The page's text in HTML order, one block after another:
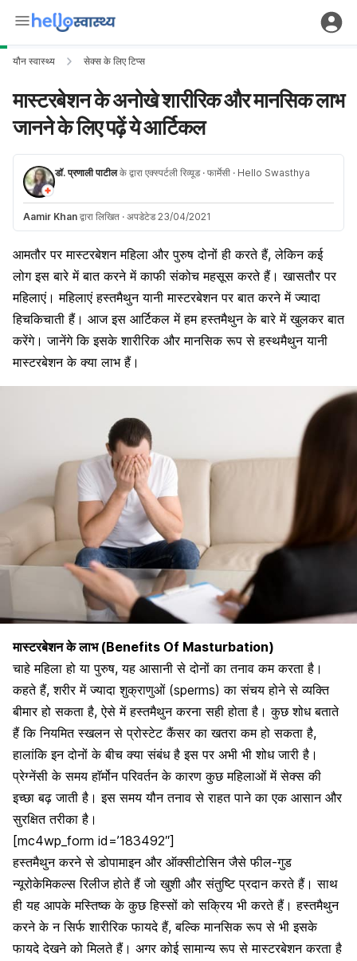
यौन स्वास्थ्य सेक्स के लिए टिप्स
मास्टरबेशन के अनोखे शारीरिक और मानसिक लाभ
जानने के लिए पढ़ें ये आर्टिकल
डॉ. प्रणाली पाटीलके द्वारा एक्स्पर्टली रिव्यूड · फार्मेसी · Hello Swasthya
Aamir Khan द्वारा लिखित · अपडेटेड 23/04/2021
आमतौर पर मास्टरबेशन महिला और पुरुष दोनों ही करते हैं, लेकिन कई
लोग इस बारे में बात करने में काफी संकोच महसूस करते हैं। खासतौर पर
महिलाएं। महिलाएंहस्तमैथुनयानी मास्टरबेशन पर बात करने में ज्यादा
हिचकिचाती हैं। आज इस आर्टिकल में हम हस्तमैथुन के बारे में खुलकर बात
करेंगे। जानेंगे कि इसके शारीरिक और मानसिक रूप से हस्थमैथुन यानी
मास्टरबेशन के क्या लाभ हैं।
मास्टरबेशन के लाभ (Benefits Of Masturbation)
चाहे महिला हो या पुरुष, यह आसानी से दोनों का तनाव कम करता है।
कहते हैं, शरीर में ज्यादा शुक्राणुओं (sperms) का संचय होने से व्यक्ति
बीमार हो सकता है, ऐसे मेंहस्तमैथुन करना सही होता है । कुछ शोध बताते
हैं कि नियमित स्खलन सेप्रोस्टेट कैंसर का खतरा कम हो सकता है,
हालांकि इन दोनों के बीच क्या संबंध है इस पर अभी भी शोध जारी है।
प्रेग्नेंसी के समयहाॅर्मोन परिवर्तन के कारण कुछ महिलाओं में सेक्स की
इच्छा बढ़ जाती है। इस समय यौन तनाव से राहत पाने का एक आसान और
सुरक्षित तरीका है।
[mc4wp_form id=’183492″]
हस्तमैथुन करने से डोपामाइन और ऑक्सीटोसिन जैसे फील-गुड
न्यूरोकेमिकल्स रिलीज होते हैं जो खुशी और संतुष्टि प्रदान करते हैं। साथ
ही यह आपके मस्तिष्क के कुछ हिस्सों को सक्रिय भी करते हैं।हस्तमैथुन
करने के न सिर्फ शारीरिक फायदे हैं, बल्कि मानसिक रूप से भी इसके
फायदे देखने को मिलते हैं। अगर कोई सामान्य रूप से मास्टरबेशन करता है